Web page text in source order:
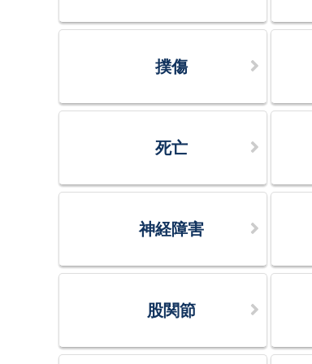
撲傷
死亡
神経障害
股関節